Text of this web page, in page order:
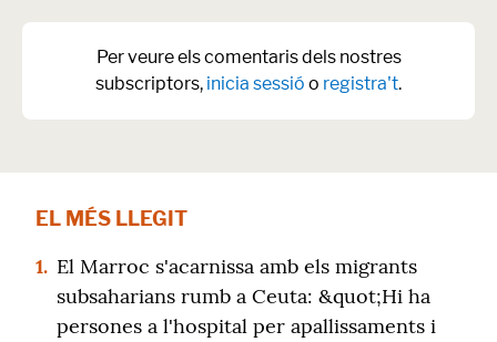
Per veure els comentaris dels nostres
subscriptors, inicia sessió o registra't.
EL MÉS LLEGIT
1. El Marroc s'acarnissa amb els migrants
subsaharians rumb a Ceuta: &quot;Hi ha
persones a l'hospital per apallissaments i